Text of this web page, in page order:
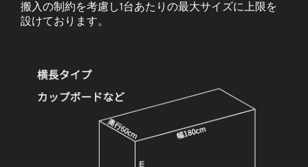
搬入の制約を考慮し1台あたりの最大サイズに上限を
設けております。